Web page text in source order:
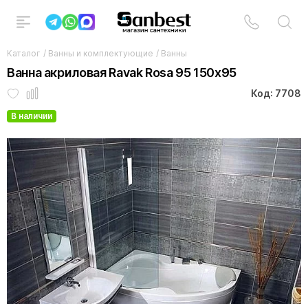
Каталог / Ванны и комплектующие / Ванны
Ванна акриловая Ravak Rosa 95 150x95
Код: 7708
В наличии